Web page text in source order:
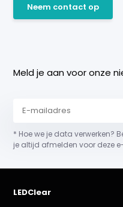
Neem contact op
Meld je aan voor onze
* Hoe we je data verwerken?
je altijd afmelden voor deze
LEDClear